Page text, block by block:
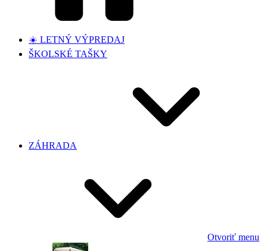
☀️ LETNÝ VÝPREDAJ
ŠKOLSKÉ TAŠKY
ZÁHRADA
Otvoriť menu